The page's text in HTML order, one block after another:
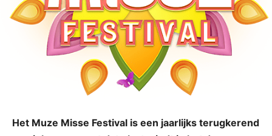
Het Muze Misse Festival is een jaarlijks terugkerend